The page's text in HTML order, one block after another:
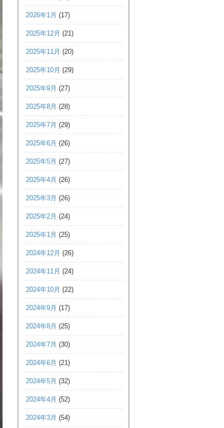
2026年1月 (17)
2025年12月 (21)
2025年11月 (20)
2025年10月 (29)
2025年9月 (27)
2025年8月 (28)
2025年7月 (29)
2025年6月 (26)
2025年5月 (27)
2025年4月 (26)
2025年3月 (26)
2025年2月 (24)
2025年1月 (25)
2024年12月 (26)
2024年11月 (24)
2024年10月 (22)
2024年9月 (17)
2024年8月 (25)
2024年7月 (30)
2024年6月 (21)
2024年5月 (32)
2024年4月 (52)
2024年3月 (54)